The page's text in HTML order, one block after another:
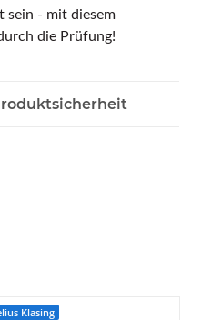
sein - mit diesem
die Prüfung!
Klasing